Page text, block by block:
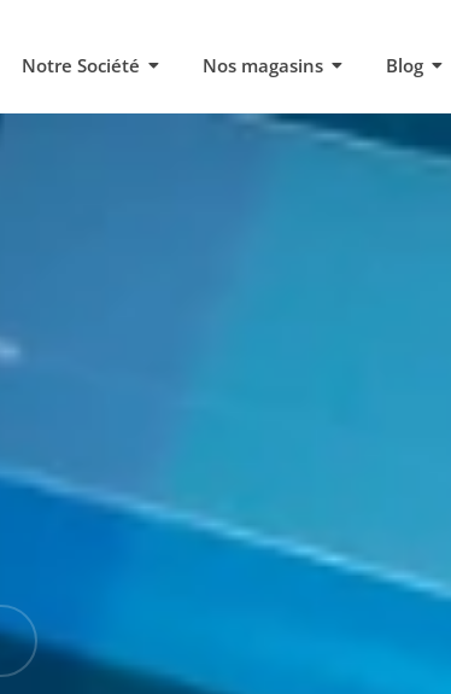
Notre Société Nos magasins Blog